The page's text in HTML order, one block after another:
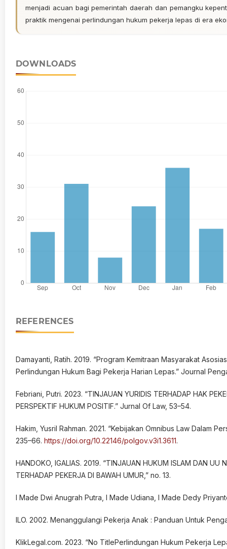
menjadi acuan bagi pemerintah daerah dan pemangku
praktik mengenai perlindungan hukum pekerja lepas di era
DOWNLOADS
REFERENCES
Damayanti, Ratih. 2019. “Program Kemitraan Masyarakat
Perlindungan Hukum Bagi Pekerja Harian Lepas.” Journal
Febriani, Putri. 2023. “TINJAUAN YURIDIS TERHADAP HAK
PERSPEKTIF HUKUM POSITIF.” Jurnal Of Law, 53–54.
Hakim, Yusril Rahman. 2021. “Kebijakan Omnibus Law Dalam
235–66. https://doi.org/10.22146/polgov.v3i1.3611.
HANDOKO, IGALIAS. 2019. “TINJAUAN HUKUM ISLAM DAN UU
TERHADAP PEKERJA DI BAWAH UMUR,” no. 13.
I Made Dwi Anugrah Putra, I Made Udiana, I Made Dedy
ILO. 2002. Menanggulangi Pekerja Anak : Panduan Untuk
KlikLegal.com. 2023. “No TitlePerlindungan Hukum Pekerja